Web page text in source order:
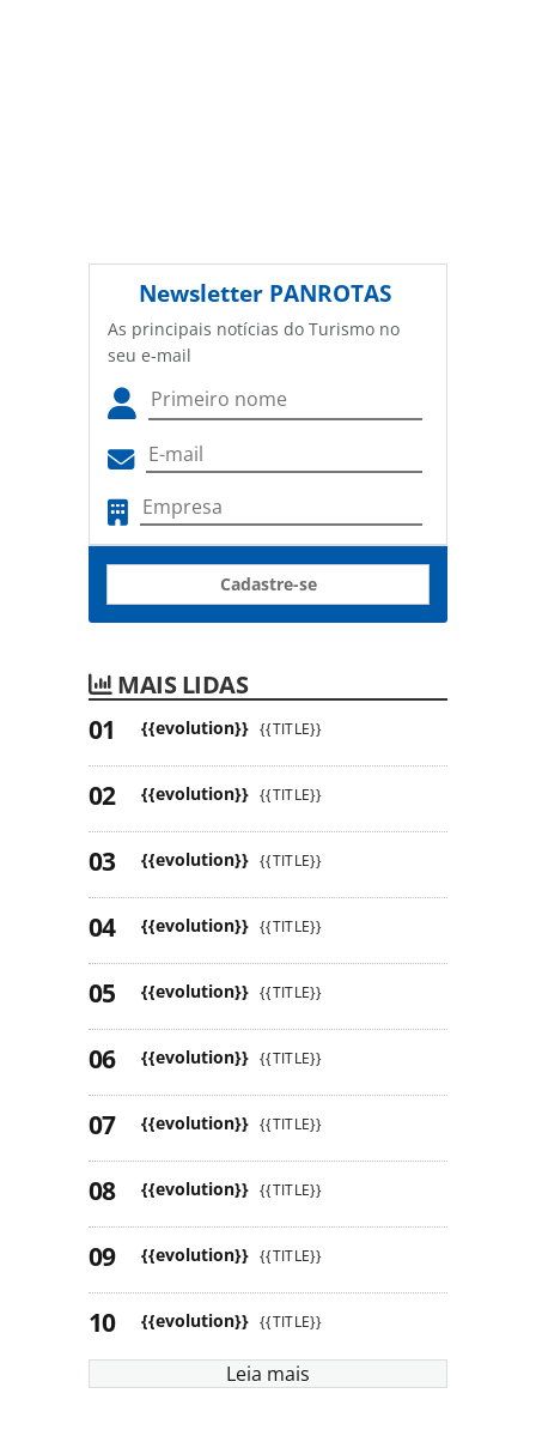
Newsletter PANROTAS
As principais notícias do Turismo no
seu e-mail
Cadastre-se
MAIS LIDAS
{{evolution}} {{TITLE}}
{{evolution}} {{TITLE}}
{{evolution}} {{TITLE}}
{{evolution}} {{TITLE}}
{{evolution}} {{TITLE}}
{{evolution}} {{TITLE}}
{{evolution}} {{TITLE}}
{{evolution}} {{TITLE}}
{{evolution}} {{TITLE}}
{{evolution}} {{TITLE}}
Leia mais